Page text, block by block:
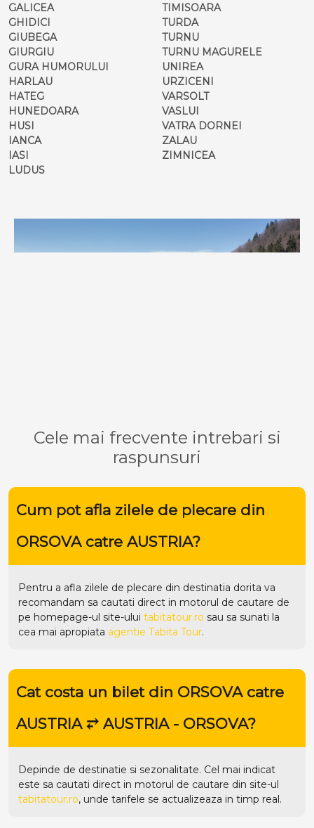
GALICEA
GHIDICI
GIUBEGA
GIURGIU
GURA HUMORULUI
HARLAU
HATEG
HUNEDOARA
HUSI
IANCA
IASI
LUDUS
TIMISOARA
TURDA
TURNU
TURNU MAGURELE
UNIREA
URZICENI
VARSOLT
VASLUI
VATRA DORNEI
ZALAU
ZIMNICEA
Cele mai frecvente intrebari si
raspunsuri
Cum pot afla zilele de plecare din
ORSOVA catre AUSTRIA?
Pentru a afla zilele de plecare din destinatia dorita va
recomandam sa cautati direct in motorul de cautare de
pe homepage-ul site-ului tabitatour.ro sau sa sunati la
cea mai apropiata agentie Tabita Tour.
Cat costa un bilet din ORSOVA catre
AUSTRIA ⥂ AUSTRIA - ORSOVA?
Depinde de destinatie si sezonalitate. Cel mai indicat
este sa cautati direct in motorul de cautare din site-ul
tabitatour.ro, unde tarifele se actualizeaza in timp real.